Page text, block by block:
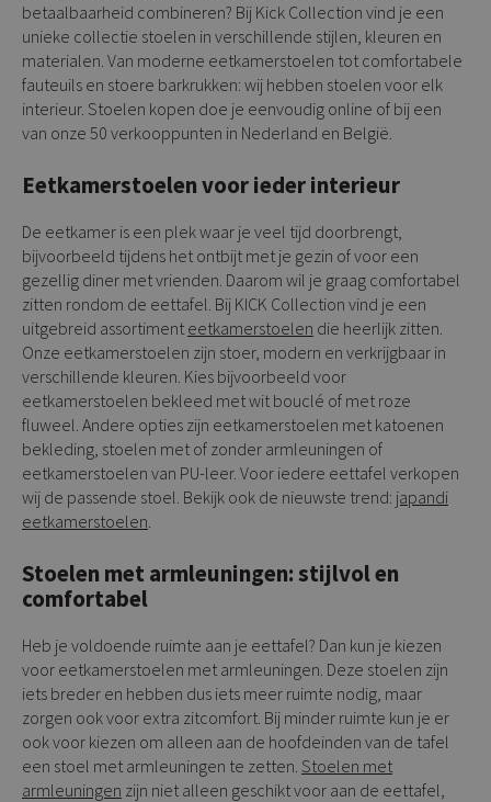
betaalbaarheid combineren? Bij Kick Collection vind je een
unieke collectie stoelen in verschillende stijlen, kleuren en
materialen. Van moderne eetkamerstoelen tot comfortabele
fauteuils en stoere barkrukken: wij hebben stoelen voor elk
interieur. Stoelen kopen doe je eenvoudig online of bij een
van onze 50 verkooppunten in Nederland en België.
Eetkamerstoelen voor ieder interieur
De eetkamer is een plek waar je veel tijd doorbrengt,
bijvoorbeeld tijdens het ontbijt met je gezin of voor een
gezellig diner met vrienden. Daarom wil je graag comfortabel
zitten rondom de eettafel. Bij KICK Collection vind je een
uitgebreid assortiment eetkamerstoelen die heerlijk zitten.
Onze eetkamerstoelen zijn stoer, modern en verkrijgbaar in
verschillende kleuren. Kies bijvoorbeeld voor
eetkamerstoelen bekleed met wit bouclé of met roze
fluweel. Andere opties zijn eetkamerstoelen met katoenen
bekleding, stoelen met of zonder armleuningen of
eetkamerstoelen van PU-leer. Voor iedere eettafel verkopen
wij de passende stoel. Bekijk ook de nieuwste trend: japandi
eetkamerstoelen.
Stoelen met armleuningen: stijlvol en
comfortabel
Heb je voldoende ruimte aan je eettafel? Dan kun je kiezen
voor eetkamerstoelen met armleuningen. Deze stoelen zijn
iets breder en hebben dus iets meer ruimte nodig, maar
zorgen ook voor extra zitcomfort. Bij minder ruimte kun je er
ook voor kiezen om alleen aan de hoofdeinden van de tafel
een stoel met armleuningen te zetten. Stoelen met
armleuningen zijn niet alleen geschikt voor aan de eettafel,